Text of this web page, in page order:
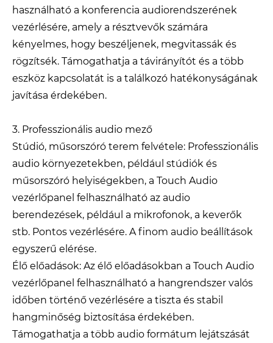
használható a konferencia audiorendszerének
vezérlésére, amely a résztvevők számára
kényelmes, hogy beszéljenek, megvitassák és
rögzítsék. Támogathatja a távirányítót és a több
eszköz kapcsolatát is a találkozó hatékonyságának
javítása érdekében.
3. Professzionális audio mező
Stúdió, műsorszóró terem felvétele: Professzionális
audio környezetekben, például stúdiók és
műsorszóró helyiségekben, a Touch Audio
vezérlőpanel felhasználható az audio
berendezések, például a mikrofonok, a keverők
stb. Pontos vezérlésére. A finom audio beállítások
egyszerű elérése.
Élő előadások: Az élő előadásokban a Touch Audio
vezérlőpanel felhasználható a hangrendszer valós
időben történő vezérlésére a tiszta és stabil
hangminőség biztosítása érdekében.
Támogathatja a több audio formátum lejátszását